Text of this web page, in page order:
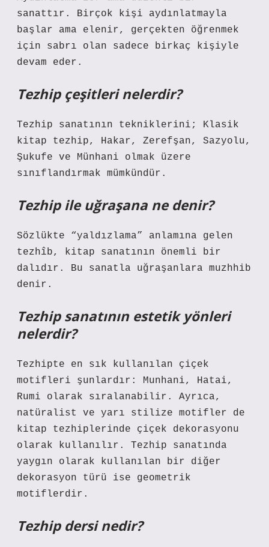
sanattır. Birçok kişi aydınlatmayla
başlar ama elenir, gerçekten öğrenmek
için sabrı olan sadece birkaç kişiyle
devam eder.
Tezhip çeşitleri nelerdir?
Tezhip sanatının tekniklerini; Klasik
kitap tezhip, Hakar, Zerefşan, Sazyolu,
Şukufe ve Münhani olmak üzere
sınıflandırmak mümkündür.
Tezhip ile uğraşana ne denir?
Sözlükte “yaldızlama” anlamına gelen
tezhîb, kitap sanatının önemli bir
dalıdır. Bu sanatla uğraşanlara muzhhib
denir.
Tezhip sanatının estetik yönleri
nelerdir?
Tezhipte en sık kullanılan çiçek
motifleri şunlardır: Munhani, Hatai,
Rumi olarak sıralanabilir. Ayrıca,
natüralist ve yarı stilize motifler de
kitap tezhiplerinde çiçek dekorasyonu
olarak kullanılır. Tezhip sanatında
yaygın olarak kullanılan bir diğer
dekorasyon türü ise geometrik
motiflerdir.
Tezhip dersi nedir?